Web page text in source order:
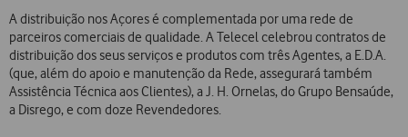
A distribuição nos Açores é complementada por uma rede de
parceiros comerciais de qualidade. A Telecel celebrou contratos de
distribuição dos seus serviços e produtos com três Agentes, a E.D.A.
(que, além do apoio e manutenção da Rede, assegurará também
Assistência Técnica aos Clientes), a J. H. Ornelas, do Grupo Bensaúde,
a Disrego, e com doze Revendedores.